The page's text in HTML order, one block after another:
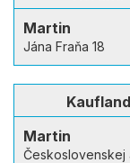
Martin
Jána Fraňa 18
Kaufland
Martin
Československej